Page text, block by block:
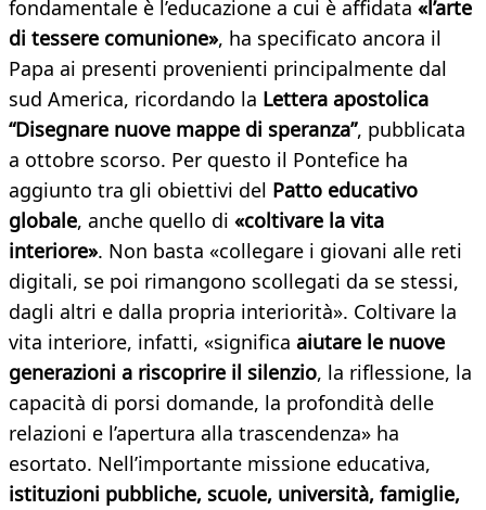
fondamentale è l’educazione a cui è affidata «l’arte
di tessere comunione», ha specificato ancora il
Papa ai presenti provenienti principalmente dal
sud America, ricordando la Lettera apostolica
“Disegnare nuove mappe di speranza”, pubblicata
a ottobre scorso. Per questo il Pontefice ha
aggiunto tra gli obiettivi del Patto educativo
globale, anche quello di «coltivare la vita
interiore». Non basta «collegare i giovani alle reti
digitali, se poi rimangono scollegati da se stessi,
dagli altri e dalla propria interiorità». Coltivare la
vita interiore, infatti, «significa aiutare le nuove
generazioni a riscoprire il silenzio, la riflessione, la
capacità di porsi domande, la profondità delle
relazioni e l’apertura alla trascendenza» ha
esortato. Nell’importante missione educativa,
istituzioni pubbliche, scuole, università, famiglie,